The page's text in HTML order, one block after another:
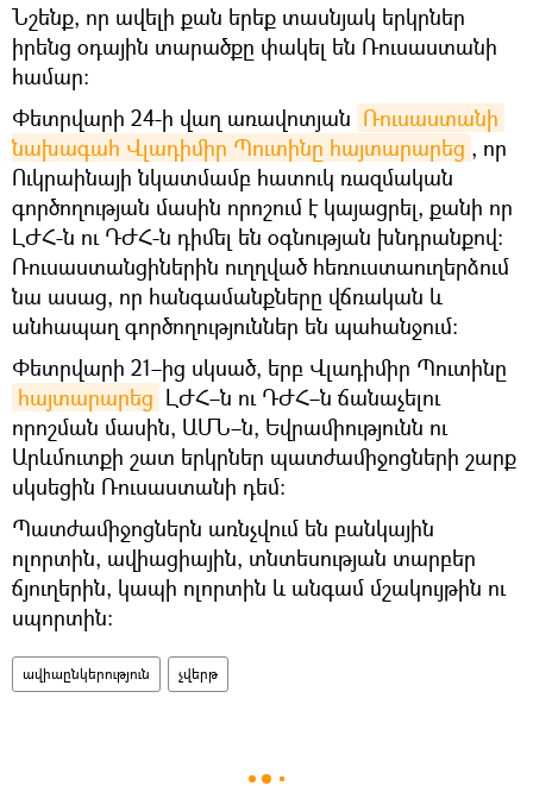
Նշենք, որ ավելի քան երեք տասնյակ երկրներ
իրենց օդային տարածքը փակել են Ռուսաստանի
համար։
Փետրվարի 24-ի վաղ առավոտյան Ռուսաստանի
նախագահ Վլադիմիր Պուտինը հայտարարեց , որ
Ուկրաինայի նկատմամբ հատուկ ռազմական
գործողության մասին որոշում է կայացրել, քանի որ
ԼԺՀ-ն ու ԴԺՀ-ն դիմել են օգնության խնդրանքով։
Ռուսաստանցիներին ուղղված հեռուստաուղերձում
նա ասաց, որ հանգամանքները վճռական և
անհապաղ գործողություններ են պահանջում։
Փետրվարի 21–ից սկսած, երբ Վլադիմիր Պուտինը
հայտարարեց ԼԺՀ–ն ու ԴԺՀ–ն ճանաչելու
որոշման մասին, ԱՄՆ–ն, Եվրամիությունն ու
Արևմուտքի շատ երկրներ պատժամիջոցների շարք
սկսեցին Ռուսաստանի դեմ։
Պատժամիջոցներն առնչվում են բանկային
ոլորտին, ավիացիային, տնտեսության տարբեր
ճյուղերին, կապի ոլորտին և անգամ մշակույթին ու
սպորտին։
ավիաընկերություն չվերթ